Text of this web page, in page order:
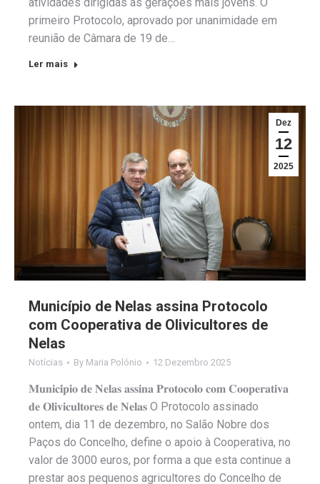
atividades dirigidas às gerações mais jovens. O
primeiro Protocolo, aprovado por unanimidade em
reunião de Câmara de 19 de…
Ler mais
Dez
12
2025
Município de Nelas assina Protocolo
com Cooperativa de Olivicultores de
Nelas
Notícias By Maria Polónio 12 Dezembro 2025
𝐌𝐮𝐧𝐢𝐜𝐢́𝐩𝐢𝐨 𝐝𝐞 𝐍𝐞𝐥𝐚𝐬 𝐚𝐬𝐬𝐢𝐧𝐚 𝐏𝐫𝐨𝐭𝐨𝐜𝐨𝐥𝐨 𝐜𝐨𝐦 𝐂𝐨𝐨𝐩𝐞𝐫𝐚𝐭𝐢𝐯𝐚
𝐝𝐞 𝐎𝐥𝐢𝐯𝐢𝐜𝐮𝐥𝐭𝐨𝐫𝐞𝐬 𝐝𝐞 𝐍𝐞𝐥𝐚𝐬 O Protocolo assinado
ontem, dia 11 de dezembro, no Salão Nobre dos
Paços do Concelho, define o apoio à Cooperativa, no
valor de 3000 euros, por forma a que esta continue a
prestar aos pequenos agricultores do Concelho de